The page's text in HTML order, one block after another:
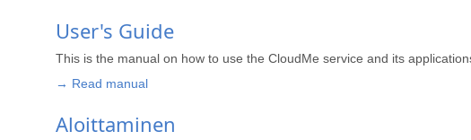
User's Guide
This is the manual on how to use the CloudMe service and its
→ Read manual
Aloittaminen